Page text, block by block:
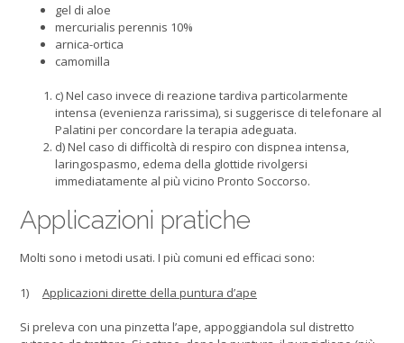
gel di aloe
mercurialis perennis 10%
arnica-ortica
camomilla
c) Nel caso invece di reazione tardiva particolarmente
intensa (evenienza rarissima), si suggerisce di telefonare al
Palatini per concordare la terapia adeguata.
d) Nel caso di difficoltà di respiro con dispnea intensa,
laringospasmo, edema della glottide rivolgersi
immediatamente al più vicino Pronto Soccorso.
Applicazioni pratiche
Molti sono i metodi usati. I più comuni ed efficaci sono:
1) Applicazioni dirette della puntura d’ape
Si preleva con una pinzetta l’ape, appoggiandola sul distretto